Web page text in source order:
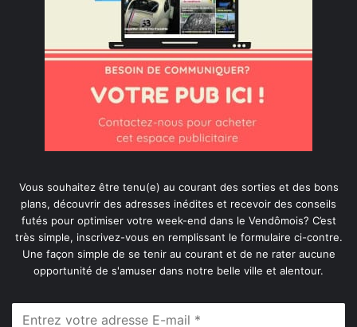
Vous souhaitez être tenu(e) au courant des sorties et des bons
plans, découvrir des adresses inédites et recevoir des conseils
futés pour optimiser votre week-end dans le Vendômois? C’est
très simple, inscrivez-vous en remplissant le formulaire ci-contre.
Une façon simple de se tenir au courant et de ne rater aucune
opportunité de s'amuser dans notre belle ville et alentour.